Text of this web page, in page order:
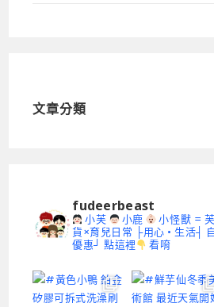
文章分類
fudeerbeast
小芙 小鹿 小怪獸 =
貨×育兒日常 ├用心 • 生活┤
優惠┘ 點這裡
看唷